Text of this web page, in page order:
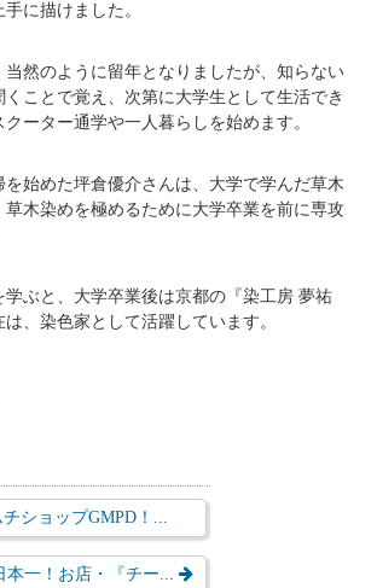
に描けました。
当然のように留年となりましたが、知らない
ことで覚え、次第に大学生として生活でき
ーター通学や一人暮らしを始めます。
を始めた坪倉優介さんは、大学で学んだ草木
木染めを極めるために大学卒業を前に専攻
学ぶと、大学卒業後は京都の『染工房 夢祐
、染色家として活躍しています。
ショップGMPD！...
本一！お店・『チー...